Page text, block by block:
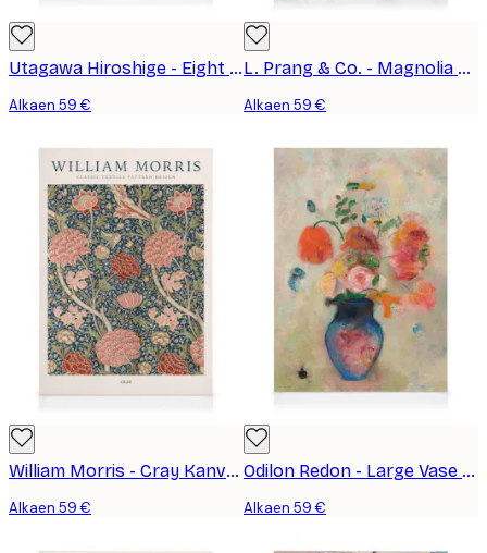
Utagawa Hiroshige - Eight Shadow Figures Kanvaasi
Alkaen 59 €
L. Prang & Co. - Magnolia Kanvaasi
Alkaen 59 €
William Morris - Cray Kanvaasi
Alkaen 59 €
Odilon Redon - Large Vase with Flowers Kanvaasi
Alkaen 59 €